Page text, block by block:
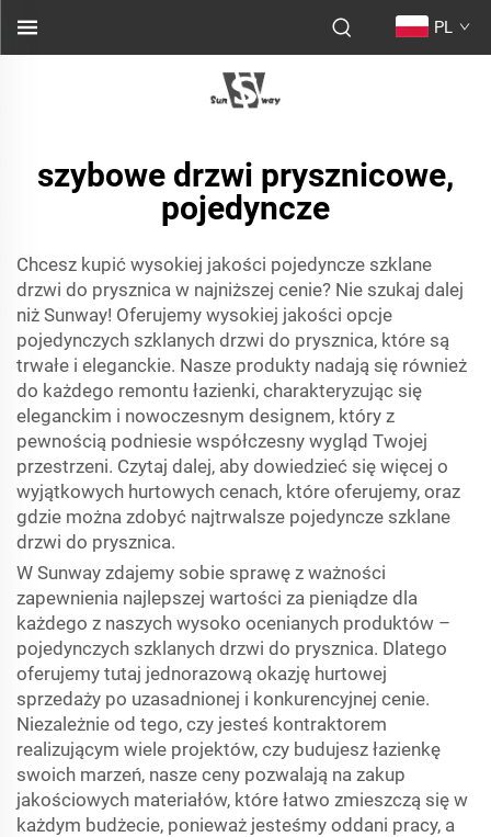
PL
szybowe drzwi prysznicowe,
pojedyncze
Chcesz kupić wysokiej jakości pojedyncze szklane
drzwi do prysznica w najniższej cenie? Nie szukaj dalej
niż Sunway! Oferujemy wysokiej jakości opcje
pojedynczych szklanych drzwi do prysznica, które są
trwałe i eleganckie. Nasze produkty nadają się również
do każdego remontu łazienki, charakteryzując się
eleganckim i nowoczesnym designem, który z
pewnością podniesie współczesny wygląd Twojej
przestrzeni. Czytaj dalej, aby dowiedzieć się więcej o
wyjątkowych hurtowych cenach, które oferujemy, oraz
gdzie można zdobyć najtrwalsze pojedyncze szklane
drzwi do prysznica.
W Sunway zdajemy sobie sprawę z ważności
zapewnienia najlepszej wartości za pieniądze dla
każdego z naszych wysoko ocenianych produktów –
pojedynczych szklanych drzwi do prysznica. Dlatego
oferujemy tutaj jednorazową okazję hurtowej
sprzedaży po uzasadnionej i konkurencyjnej cenie.
Niezależnie od tego, czy jesteś kontraktorem
realizującym wiele projektów, czy budujesz łazienkę
swoich marzeń, nasze ceny pozwalają na zakup
jakościowych materiałów, które łatwo zmieszczą się w
każdym budżecie, ponieważ jesteśmy oddani pracy, a